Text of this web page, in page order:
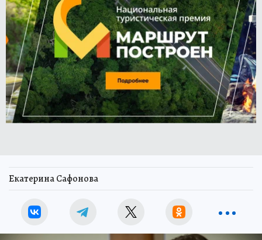
Екатерина Сафонова